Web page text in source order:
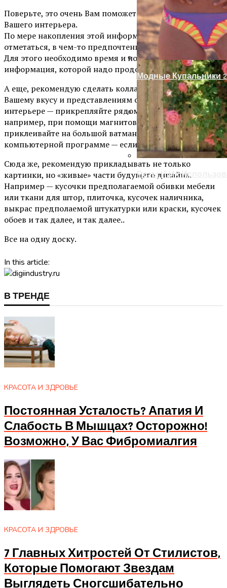
Оформление
Розы И Их
Модные Купальники
Поверьте, это очень Вам поможет в создании дизайна
Вашего интерьера.
По мере накопления этой информации, что-то будет
отметаться, в чем-то предпочтения окрепнут.
Для этого необходимо время и новый опыт, новая
информация, которой надо продолжать насыщаться.
А еще, рекомендую сделать коллаж. Все, что отвечает
Вашему вкусу и представлениям о красоте и стиле в
интерьере — прикрепляйте рядом на одну доску,
например, при помощи магнитов или булавок, или
приклеивайте на большой ватман, или в
компьютерной программе — если владеете.
Сюда же, рекомендую прикладывать не только
картинки, но «живые» части будущего дизайна.
Например — кусочки предполагаемой обивки мебели
или ткани для штор, плиточка, кусочек наличника,
выкрас предполаемой штукатурки или краски, кусочек
обоев и так далее, и так далее..
Все на одну доску.
In this article:
В ТРЕНДЕ
КРАСОТА И ЗДРОВЬЕ
Постоянная Усталость? Апатия И
Слабость В Мышцах? Осторожно!
Возможно, У Вас Фибромиалгия
КРАСОТА И ЗДРОВЬЕ
7 Главных Хитростей От Стилистов,
Которые Помогают Звездам
Выглядеть Сногсшибательно